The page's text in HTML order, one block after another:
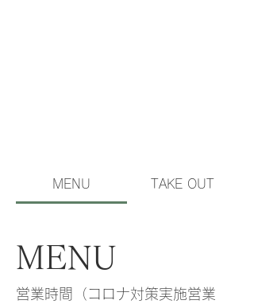
MENU TAKE OUT
MENU
営業時間（コロナ対策実施営業